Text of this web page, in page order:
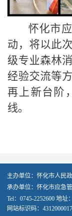
怀化市
动，将以此次
级专业森林
经验交流等
再上新台阶
线。
主办单位：怀化市人民
承办单位：怀化市应急
Tel：0745-2252600 地
网站标识码：4312000017